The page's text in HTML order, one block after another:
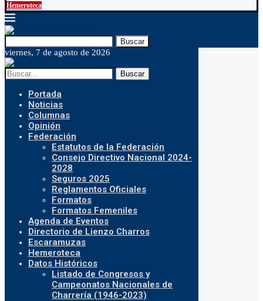
Hemeroteca
Buscar
viernes, 7 de agosto de 2026
Buscar
Portada
Noticias
Columnas
Opinión
Federación
Estatutos de la Federación
Consejo Directivo Nacional 2024-
2028
Seguros 2025
Reglamentos Oficiales
Formatos
Formatos Femeniles
Agenda de Eventos
Directorio de Lienzo Charros
Escaramuzas
Hemeroteca
Datos Históricos
Listado de Congresos y
Campeonatos Nacionales de
Charrería (1946-2023)